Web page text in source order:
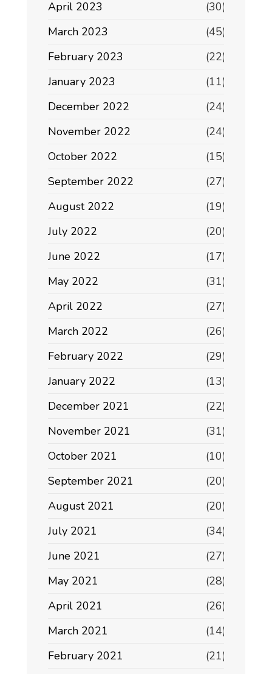
April 2023
(30)
March 2023
(45)
February 2023
(22)
January 2023
(11)
December 2022
(24)
November 2022
(24)
October 2022
(15)
September 2022
(27)
August 2022
(19)
July 2022
(20)
June 2022
(17)
May 2022
(31)
April 2022
(27)
March 2022
(26)
February 2022
(29)
January 2022
(13)
December 2021
(22)
November 2021
(31)
October 2021
(10)
September 2021
(20)
August 2021
(20)
July 2021
(34)
June 2021
(27)
May 2021
(28)
April 2021
(26)
March 2021
(14)
February 2021
(21)